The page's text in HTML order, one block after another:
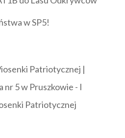
w SP5!
Patriotycznej |
nr 5 w Pruszkowie - I
Patriotycznej